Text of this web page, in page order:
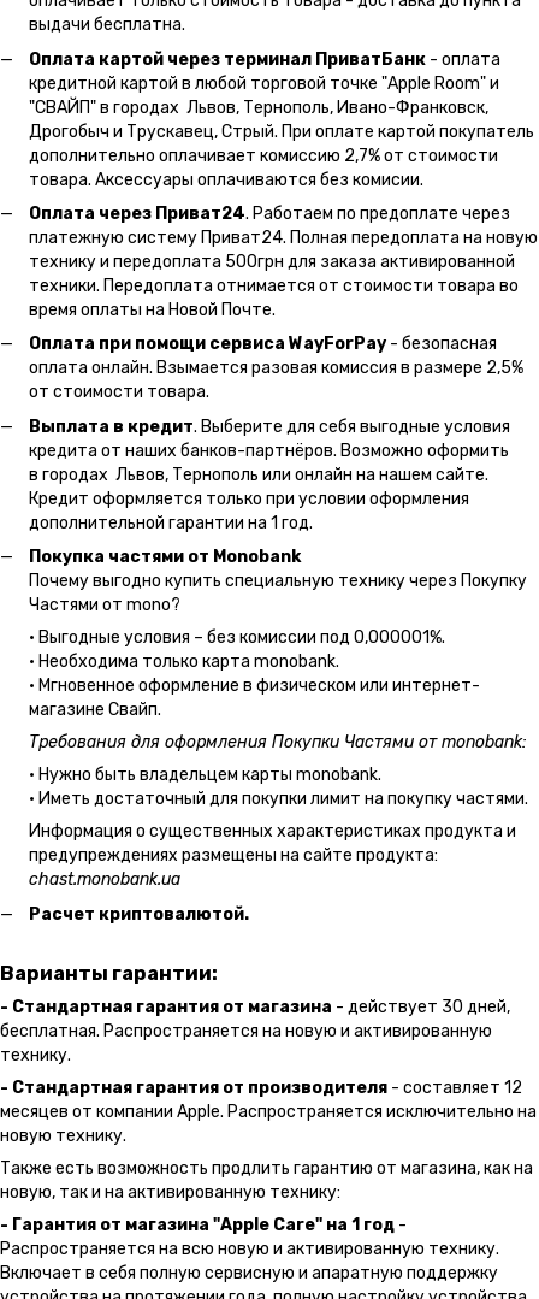
выдачи бесплатна.
Оплата картой через терминал ПриватБанк - оплата
кредитной картой в любой торговой точке "Apple Room" и
"СВАЙП" в городах Львов, Тернополь, Ивано-Франковск,
Дрогобыч и Трускавец, Стрый. При оплате картой покупатель
дополнительно оплачивает комиссию 2,7% от стоимости
товара. Аксессуары оплачиваются без комисии.
Оплата через Приват24. Работаем по предоплате через
платежную систему Приват24. Полная передоплата на новую
технику и передоплата 500грн для заказа активированной
техники. Передоплата отнимается от стоимости товара во
время оплаты на Новой Почте.
Оплата при помощи сервиса WayForPay - безопасная
оплата онлайн. Взымается разовая комиссия в размере 2,5%
от стоимости товара.
Выплата в кредит. Выберите для себя выгодные условия
кредита от наших банков-партнёров. Возможно оформить
в городах Львов, Тернополь или онлайн на нашем сайте.
Кредит оформляется только при условии оформления
дополнительной гарантии на 1 год.
Покупка частями от Monobank
Почему выгодно купить специальную технику через Покупку
Частями от mono?
• Выгодные условия – без комиссии под 0,000001%.
• Необходима только карта monobank.
• Мгновенное оформление в физическом или интернет-
магазине Cвайп.
Требования для оформления Покупки Частями от monobank:
• Нужно быть владельцем карты monobank.
• Иметь достаточный для покупки лимит на покупку частями.
Информация о существенных характеристиках продукта и
предупреждениях размещены на сайте продукта:
chast.monobank.ua
Расчет криптовалютой.
Варианты гарантии:
- Стандартная гарантия от магазина - действует 30 дней,
бесплатная. Распространяется на новую и активированную
технику.
- Стандартная гарантия от производителя - составляет 12
месяцев от компании Apple. Распространяется исключительно на
новую технику.
Также есть возможность продлить гарантию от магазина, как на
новую, так и на активированную технику:
- Гарантия от магазина "Apple Care" на 1 год -
Распространяется на всю новую и активированную технику.
Включает в себя полную сервисную и апаратную поддержку